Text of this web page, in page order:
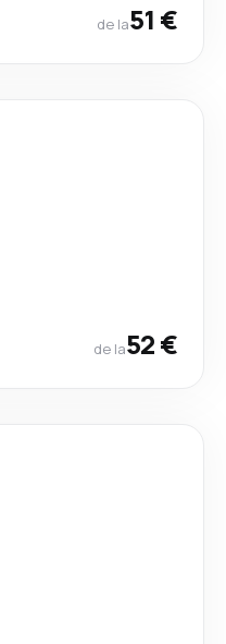
de la51 €
de la52 €